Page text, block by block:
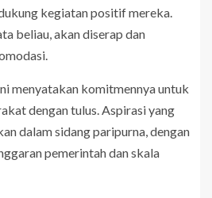
kegiatan positif mereka.
beliau, akan diserap dan
menyatakan komitmennya untuk
dengan tulus. Aspirasi yang
dalam sidang paripurna, dengan
pemerintah dan skala